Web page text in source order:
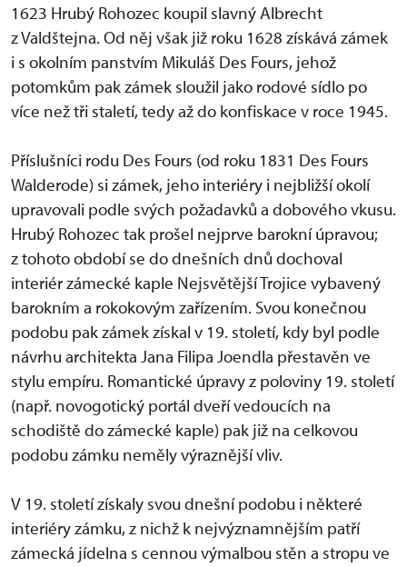
1623 Hrubý Rohozec koupil slavný Albrecht
z Valdštejna. Od něj však již roku 1628 získává zámek
i s okolním panstvím Mikuláš Des Fours, jehož
potomkům pak zámek sloužil jako rodové sídlo po
více než tři staletí, tedy až do konfiskace v roce 1945.
Příslušníci rodu Des Fours (od roku 1831 Des Fours
Walderode) si zámek, jeho interiéry i nejbližší okolí
upravovali podle svých požadavků a dobového vkusu.
Hrubý Rohozec tak prošel nejprve barokní úpravou;
z tohoto období se do dnešních dnů dochoval
interiér zámecké kaple Nejsvětější Trojice vybavený
barokním a rokokovým zařízením. Svou konečnou
podobu pak zámek získal v 19. století, kdy byl podle
návrhu architekta Jana Filipa Joendla přestavěn ve
stylu empíru. Romantické úpravy z poloviny 19. století
(např. novogotický portál dveří vedoucích na
schodiště do zámecké kaple) pak již na celkovou
podobu zámku neměly výraznější vliv.
V 19. století získaly svou dnešní podobu i některé
interiéry zámku, z nichž k nejvýznamnějším patří
zámecká jídelna s cennou výmalbou stěn a stropu ve